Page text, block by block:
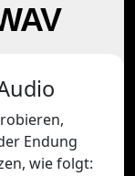
Endung
wie folgt: